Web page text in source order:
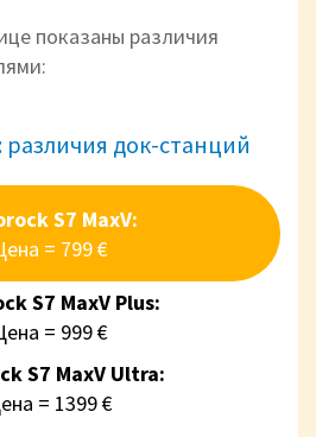
показаны различия
различия док-станций
S7 MaxV:
= 799 €
S7 MaxV Plus:
= 999 €
S7 MaxV Ultra:
= 1399 €